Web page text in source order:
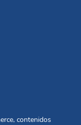
contenidos